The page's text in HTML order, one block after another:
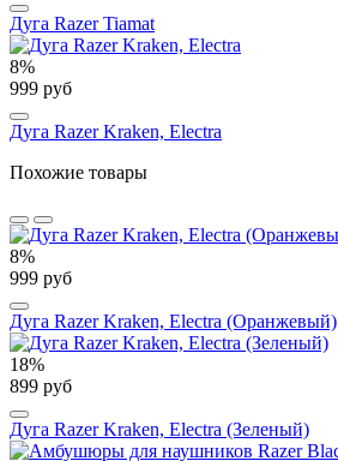
Дуга Razer Tiamat
8%
999 руб
Дуга Razer Kraken, Electra
Похожие товары
8%
999 руб
Дуга Razer Kraken, Electra (Оранжевый)
18%
899 руб
Дуга Razer Kraken, Electra (Зеленый)